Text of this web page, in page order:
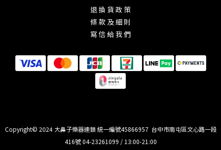
退 換 貨 政 策
條 款 及 細 則
寫 信 給 我 們
Copyright© 2024 大鼻子樂器連鎖 統一編號45866957 台中市南屯區文心路一段
416號 04-23261099 / 13:00-21:00